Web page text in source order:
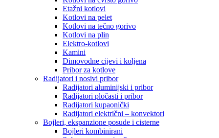
Etažni kotlovi
Kotlovi na pelet
Kotlovi na tečno gorivo
Kotlovi na plin
Elektro-kotlovi
Kamini
Dimovodne cijevi i koljena
Pribor za kotlove
Radijatori i nosivi pribor
Radijatori aluminijski i pribor
Radijatori pločasti i pribor
Radijatori kupaonički
Radijatori električni – konvektori
Bojleri, ekspanzione posude i cisterne
Bojleri kombinirani